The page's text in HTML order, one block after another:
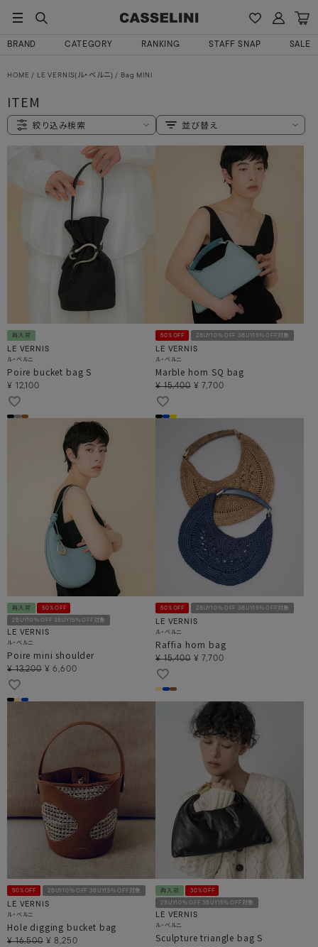
BRAND CATEGORY RANKING STAFF SNAP SALE
HOME LE VERNIS(ル・ベルニ) Bag MINI
ITEM
絞り込み検索 並び替え
再入荷
LE VERNIS
ル・ベルニ
Poire bucket bag S
¥ 12,100
50%OFF 2BUY10％OFF 3BUY15％OFF対象
LE VERNIS
ル・ベルニ
Marble horn SQ bag
¥ 15,400 ¥ 7,700
再入荷 50%OFF
2BUY10％OFF 3BUY15％OFF対象
LE VERNIS
ル・ベルニ
Poire mini shoulder
¥ 13,200 ¥ 6,600
50%OFF 2BUY10％OFF 3BUY15％OFF対象
LE VERNIS
ル・ベルニ
Raffia horn bag
¥ 15,400 ¥ 7,700
50%OFF 2BUY10％OFF 3BUY15％OFF対象
LE VERNIS
ル・ベルニ
Hole digging bucket bag
¥ 16,500 ¥ 8,250
再入荷 30%OFF
2BUY10％OFF 3BUY15％OFF対象
LE VERNIS
ル・ベルニ
Sculpture triangle bag S